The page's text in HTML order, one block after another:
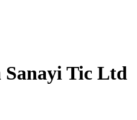
Tic Ltd